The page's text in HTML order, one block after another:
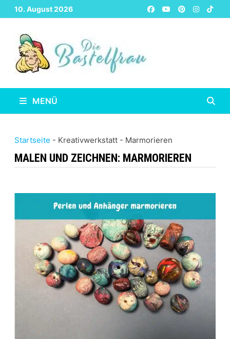
Zurück
zum
Inhalt
10. August 2026
MENÜ
Startseite - Kreativwerkstatt- Marmorieren
MALEN UND ZEICHNEN: MARMORIEREN